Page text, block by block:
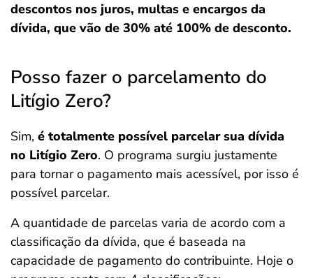
descontos nos juros, multas e encargos da
dívida, que vão de 30% até 100% de desconto.
Posso fazer o parcelamento do
Litígio Zero?
Sim, é totalmente possível parcelar sua dívida
no Litígio Zero. O programa surgiu justamente
para tornar o pagamento mais acessível, por isso é
possível parcelar.
A quantidade de parcelas varia de acordo com a
classificação da dívida, que é baseada na
capacidade de pagamento do contribuinte. Hoje o